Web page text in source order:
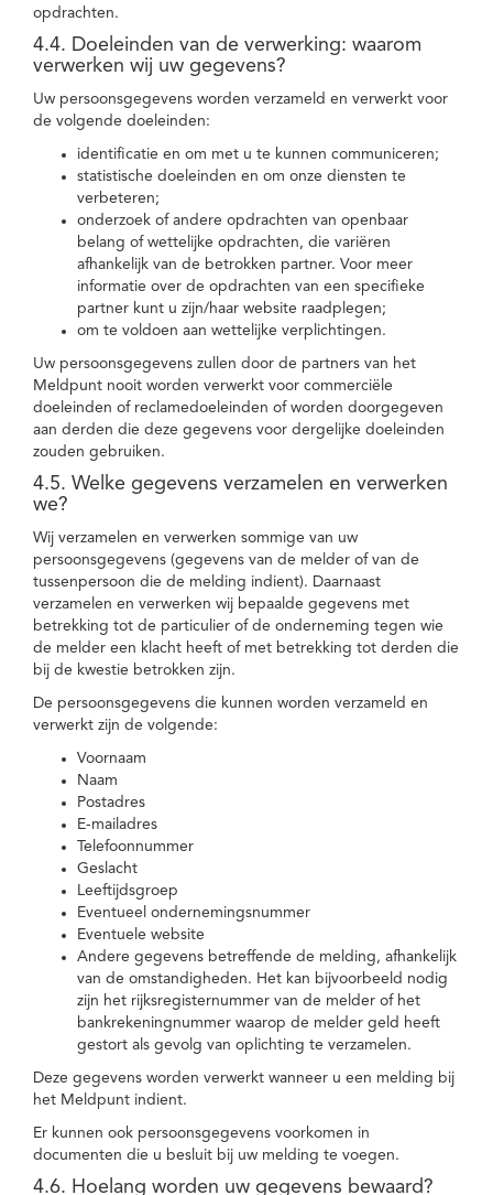
opdrachten.
4.4. Doeleinden van de verwerking: waarom
verwerken wij uw gegevens?
Uw persoonsgegevens worden verzameld en verwerkt voor
de volgende doeleinden:
identificatie en om met u te kunnen communiceren;
statistische doeleinden en om onze diensten te
verbeteren;
onderzoek of andere opdrachten van openbaar
belang of wettelijke opdrachten, die variëren
afhankelijk van de betrokken partner. Voor meer
informatie over de opdrachten van een specifieke
partner kunt u zijn/haar website raadplegen;
om te voldoen aan wettelijke verplichtingen.
Uw persoonsgegevens zullen door de partners van het
Meldpunt nooit worden verwerkt voor commerciële
doeleinden of reclamedoeleinden of worden doorgegeven
aan derden die deze gegevens voor dergelijke doeleinden
zouden gebruiken.
4.5. Welke gegevens verzamelen en verwerken
we?
Wij verzamelen en verwerken sommige van uw
persoonsgegevens (gegevens van de melder of van de
tussenpersoon die de melding indient). Daarnaast
verzamelen en verwerken wij bepaalde gegevens met
betrekking tot de particulier of de onderneming tegen wie
de melder een klacht heeft of met betrekking tot derden die
bij de kwestie betrokken zijn.
De persoonsgegevens die kunnen worden verzameld en
verwerkt zijn de volgende:
Voornaam
Naam
Postadres
E-mailadres
Telefoonnummer
Geslacht
Leeftijdsgroep
Eventueel ondernemingsnummer
Eventuele website
Andere gegevens betreffende de melding, afhankelijk
van de omstandigheden. Het kan bijvoorbeeld nodig
zijn het rijksregisternummer van de melder of het
bankrekeningnummer waarop de melder geld heeft
gestort als gevolg van oplichting te verzamelen.
Deze gegevens worden verwerkt wanneer u een melding bij
het Meldpunt indient.
Er kunnen ook persoonsgegevens voorkomen in
documenten die u besluit bij uw melding te voegen.
4.6. Hoelang worden uw gegevens bewaard?